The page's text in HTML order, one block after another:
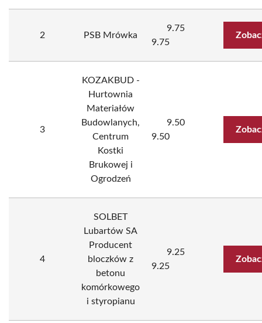
2 PSB Mrówka
9.75
9.75
3
KOZAKBUD -
Hurtownia
Materiałów
Budowlanych,
Centrum
Kostki
Brukowej i
Ogrodzeń
9.50
9.50
4
SOLBET
Lubartów SA
Producent
bloczków z
betonu
komórkowego
i styropianu
9.25
9.25